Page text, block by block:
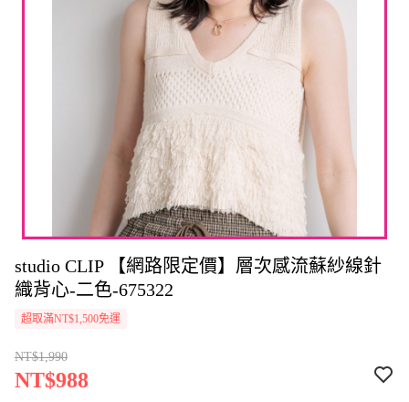
studio CLIP 【網路限定價】層次感流蘇紗線針
織背心-二色-675322
超取滿NT$1,500免運
NT$1,990
NT$988